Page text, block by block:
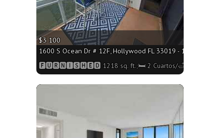
$3 100
1600 S Ocean Dr # 12F, Hollywood FL 33019 - 1218 sq.
🅵🆄🆁🅽🅸🆂🅷🅴🅳 1218 sq. ft.;🛏 2 Cuartos/🛁2 Baños